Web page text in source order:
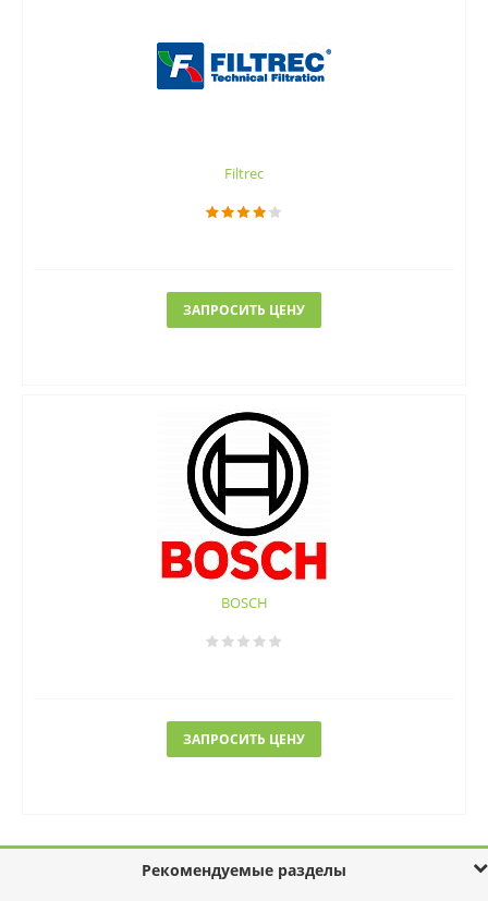
Filtrec
ЗАПРОСИТЬ ЦЕНУ
BOSCH
ЗАПРОСИТЬ ЦЕНУ
Рекомендуемые разделы